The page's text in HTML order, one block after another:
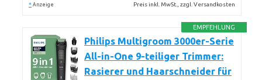
* Anzeige Preis inkl. MwSt., zzgl. Versandkosten
EMPFEHLUNG
Philips Multigroom 3000er-Serie
All-in-One 9-teiliger Trimmer:
Rasierer und Haarschneider für